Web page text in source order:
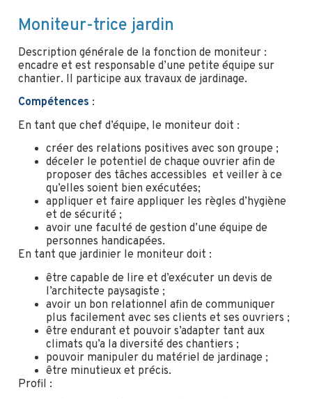
Moniteur-trice jardin
Description générale de la fonction de moniteur :
encadre et est responsable d’une petite équipe sur
chantier. Il participe aux travaux de jardinage.
Compétences :
En tant que chef d’équipe, le moniteur doit :
créer des relations positives avec son groupe ;
déceler le potentiel de chaque ouvrier afin de
proposer des tâches accessibles et veiller à ce
qu’elles soient bien exécutées;
appliquer et faire appliquer les règles d’hygiène
et de sécurité ;
avoir une faculté de gestion d’une équipe de
personnes handicapées.
En tant que jardinier le moniteur doit :
être capable de lire et d’exécuter un devis de
l’architecte paysagiste ;
avoir un bon relationnel afin de communiquer
plus facilement avec ses clients et ses ouvriers ;
être endurant et pouvoir s’adapter tant aux
climats qu’a la diversité des chantiers ;
pouvoir manipuler du matériel de jardinage ;
être minutieux et précis.
Profil :